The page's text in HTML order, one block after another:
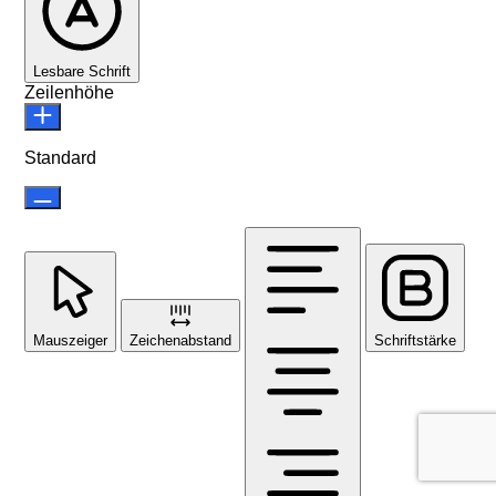
Lesbare Schrift
Zeilenhöhe
Standard
Mauszeiger Zeichenabstand Schriftstärke